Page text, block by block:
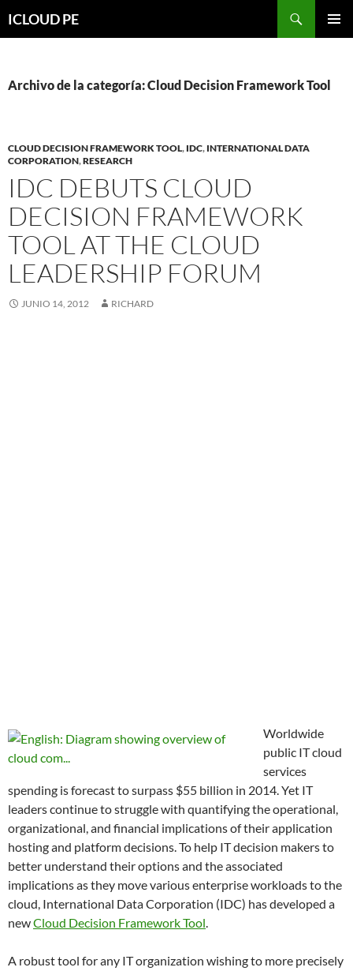
hacia
ICLOUD PE
Archivo de la categoría: Cloud Decision Framework Tool
CLOUD DECISION FRAMEWORK TOOL, IDC, INTERNATIONAL DATA
CORPORATION,RESEARCH
IDC DEBUTS CLOUD
DECISION FRAMEWORK
TOOL AT THE CLOUD
LEADERSHIP FORUM
JUNIO 14, 2012 RICHARD
Worldwide
public IT cloud
services
spending is forecast to surpass $55 billion in 2014. Yet IT
leaders continue to struggle with quantifying the operational,
organizational, and financial implications of their application
hosting and platform decisions. To help IT decision makers to
better understand their options and the associated
implications as they move various enterprise workloads to the
cloud, International Data Corporation (IDC) has developed a
newCloud Decision Framework Tool.
A robust tool for any IT organization wishing to more precisely